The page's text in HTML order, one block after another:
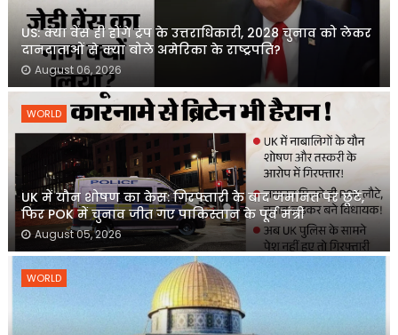
US: क्या वेंस ही होंगे ट्रंप के उत्तराधिकारी, 2028 चुनाव को लेकर
दानदाताओं से क्या बोले अमेरिका के राष्ट्रपति?
August 06, 2026
WORLD
UK में यौन शोषण का केस: गिरफ्तारी के बाद जमानत पर छूटे,
फिर POK में चुनाव जीत गए पाकिस्तान के पूर्व मंत्री
August 05, 2026
WORLD